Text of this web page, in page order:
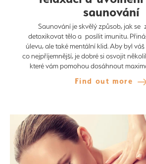
saunování
Saunování je skvělý způsob, jak se
detoxikovat tělo a posílit imunitu.
úlevu, ale také mentální klid. Aby byl
co nejpříjemnější, je dobré si osvojit
které vám pomohou dosáhnout
Find out more